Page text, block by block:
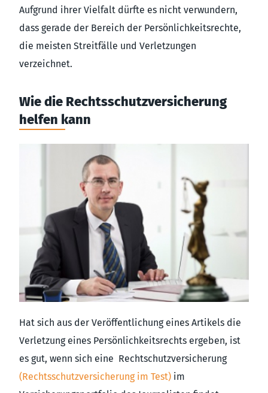
Aufgrund ihrer Vielfalt dürfte es nicht verwundern,
dass gerade der Bereich der Persönlichkeitsrechte,
die meisten Streitfälle und Verletzungen
verzeichnet.
Wie die Rechtsschutzversicherung
helfen kann
Hat sich aus der Veröffentlichung eines Artikels die
Verletzung eines Persönlichkeitsrechts ergeben, ist
es gut, wenn sich eine Rechtschutzversicherung
(Rechtsschutzversicherung im Test) im